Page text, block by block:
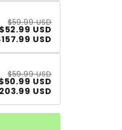
$59.99 USD
$52.99 USD
USD
$59.99 USD
USD
USD